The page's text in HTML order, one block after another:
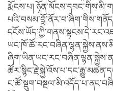
རྨོངས་པ།